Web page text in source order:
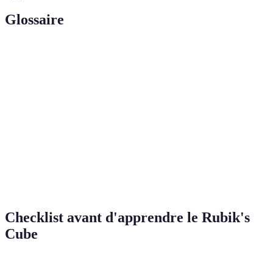
Glossaire
Checklist avant d'apprendre le Rubik's
Cube